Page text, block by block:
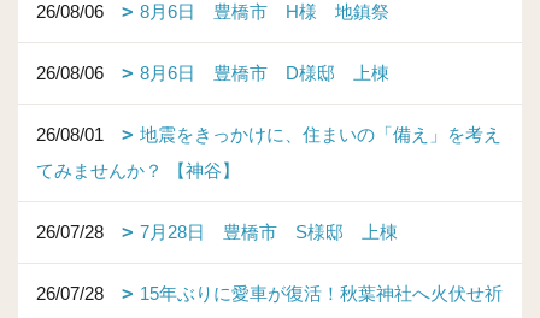
26/08/06 8月6日 豊橋市 H様 地鎮祭
26/08/06 8月6日 豊橋市 D様邸 上棟
26/08/01
地震をきっかけに、住まいの「備え」を考え
てみませんか？ 【神谷】
26/07/28 7月28日 豊橋市 S様邸 上棟
26/07/28
15年ぶりに愛車が復活！秋葉神社へ火伏せ祈